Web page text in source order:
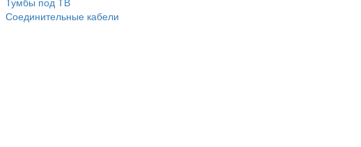
Соединительные кабели